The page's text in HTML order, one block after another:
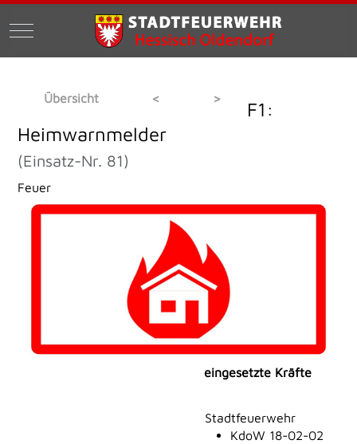
Mobile Menu Toggle
Übersicht < >
F1:
Heimwarnmelder
(Einsatz-Nr. 81)
Feuer
eingesetzte Kräfte
Stadtfeuerwehr
KdoW 18-02-02